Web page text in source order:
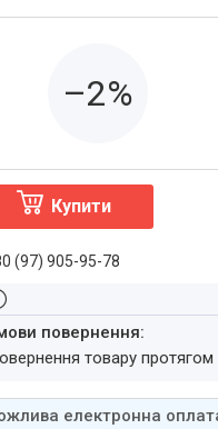
–2%
Купити
(97) 905-95-78
повернення товару протягом